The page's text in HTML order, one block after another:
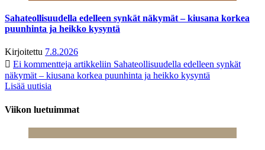
Sahateollisuudella edelleen synkät näkymät – kiusana korkea
puunhinta ja heikko kysyntä
Kirjoitettu 7.8.2026
Ei kommentteja artikkeliin Sahateollisuudella edelleen synkät
näkymät – kiusana korkea puunhinta ja heikko kysyntä
Lisää uutisia
Viikon luetuimmat